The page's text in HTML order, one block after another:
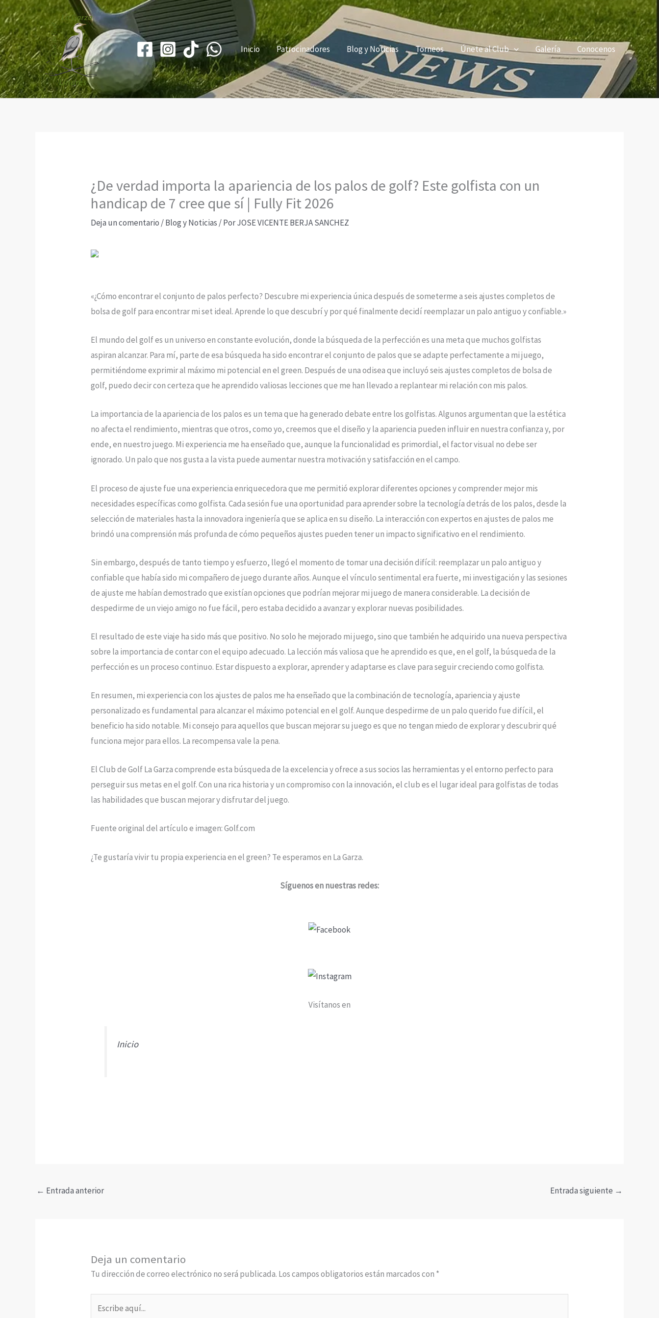
Ir
al
contenido
Inicio
Patrocinadores Blog y Noticias Torneos Únete al Club Galería Conocenos
¿De verdad importa la apariencia de los palos de golf? Este golfista con un
handicap de 7 cree que sí | Fully Fit 2026
Deja un comentario /Blog y Noticias / PorJOSE VICENTE BERJA SANCHEZ
«¿Cómo encontrar el conjunto de palos perfecto? Descubre mi experiencia única después de someterme a seis ajustes completos de
bolsa de golf para encontrar mi set ideal. Aprende lo que descubrí y por qué finalmente decidí reemplazar un palo antiguo y confiable.»
El mundo del golf es un universo en constante evolución, donde la búsqueda de la perfección es una meta que muchos golfistas
aspiran alcanzar. Para mí, parte de esa búsqueda ha sido encontrar el conjunto de palos que se adapte perfectamente a mi juego,
permitiéndome exprimir al máximo mi potencial en el green. Después de una odisea que incluyó seis ajustes completos de bolsa de
golf, puedo decir con certeza que he aprendido valiosas lecciones que me han llevado a replantear mi relación con mis palos.
La importancia de la apariencia de los palos es un tema que ha generado debate entre los golfistas. Algunos argumentan que la estética
no afecta el rendimiento, mientras que otros, como yo, creemos que el diseño y la apariencia pueden influir en nuestra confianza y, por
ende, en nuestro juego. Mi experiencia me ha enseñado que, aunque la funcionalidad es primordial, el factor visual no debe ser
ignorado. Un palo que nos gusta a la vista puede aumentar nuestra motivación y satisfacción en el campo.
El proceso de ajuste fue una experiencia enriquecedora que me permitió explorar diferentes opciones y comprender mejor mis
necesidades específicas como golfista. Cada sesión fue una oportunidad para aprender sobre la tecnología detrás de los palos, desde la
selección de materiales hasta la innovadora ingeniería que se aplica en su diseño. La interacción con expertos en ajustes de palos me
brindó una comprensión más profunda de cómo pequeños ajustes pueden tener un impacto significativo en el rendimiento.
Sin embargo, después de tanto tiempo y esfuerzo, llegó el momento de tomar una decisión difícil: reemplazar un palo antiguo y
confiable que había sido mi compañero de juego durante años. Aunque el vínculo sentimental era fuerte, mi investigación y las sesiones
de ajuste me habían demostrado que existían opciones que podrían mejorar mi juego de manera considerable. La decisión de
despedirme de un viejo amigo no fue fácil, pero estaba decidido a avanzar y explorar nuevas posibilidades.
El resultado de este viaje ha sido más que positivo. No solo he mejorado mi juego, sino que también he adquirido una nueva perspectiva
sobre la importancia de contar con el equipo adecuado. La lección más valiosa que he aprendido es que, en el golf, la búsqueda de la
perfección es un proceso continuo. Estar dispuesto a explorar, aprender y adaptarse es clave para seguir creciendo como golfista.
En resumen, mi experiencia con los ajustes de palos me ha enseñado que la combinación de tecnología, apariencia y ajuste
personalizado es fundamental para alcanzar el máximo potencial en el golf. Aunque despedirme de un palo querido fue difícil, el
beneficio ha sido notable. Mi consejo para aquellos que buscan mejorar su juego es que no tengan miedo de explorar y descubrir qué
funciona mejor para ellos. La recompensa vale la pena.
El Club de Golf La Garza comprende esta búsqueda de la excelencia y ofrece a sus socios las herramientas y el entorno perfecto para
perseguir sus metas en el golf. Con una rica historia y un compromiso con la innovación, el club es el lugar ideal para golfistas de todas
las habilidades que buscan mejorar y disfrutar del juego.
Fuente original del artículo e imagen: Golf.com
¿Te gustaría vivir tu propia experiencia en el green? Te esperamos en La Garza.
Síguenos en nuestras redes:
Visítanos en
Inicio
← Entrada anterior Entrada siguiente →
Deja un comentario
Tu dirección de correo electrónico no será publicada. Los campos obligatorios están marcados con *